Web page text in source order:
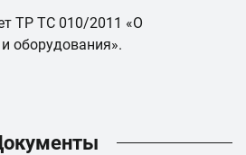
ТР ТС 010/2011 «О
оборудования».